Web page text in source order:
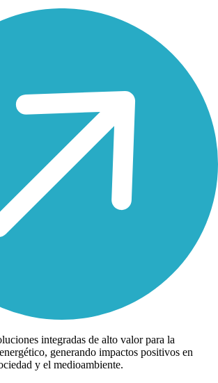
integradas de alto valor para la
generando impactos positivos en
y el medioambiente.